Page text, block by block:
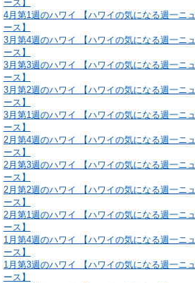
ース】
4月第1週のハワイ 【ハワイの気になる週一ニュ
ース】
3月第4週のハワイ 【ハワイの気になる週一ニュ
ース】
3月第3週のハワイ 【ハワイの気になる週一ニュ
ース】
3月第2週のハワイ 【ハワイの気になる週一ニュ
ース】
3月第1週のハワイ 【ハワイの気になる週一ニュ
ース】
2月第4週のハワイ 【ハワイの気になる週一ニュ
ース】
2月第3週のハワイ 【ハワイの気になる週一ニュ
ース】
2月第2週のハワイ 【ハワイの気になる週一ニュ
ース】
2月第1週のハワイ 【ハワイの気になる週一ニュ
ース】
1月第4週のハワイ 【ハワイの気になる週一ニュ
ース】
1月第3週のハワイ 【ハワイの気になる週一ニュ
ース】